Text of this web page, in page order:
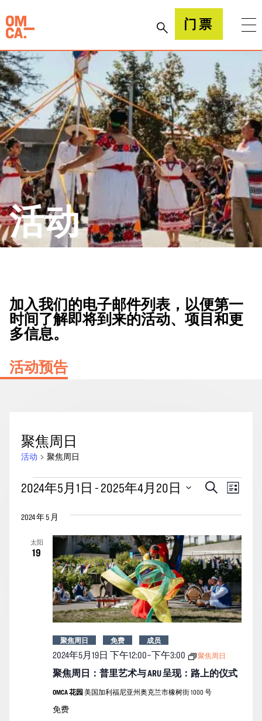
到
内
容
加州奥克兰博物馆(OMCA) 门票
活动
加入我们的电子邮件列表，以便第一
时间了解即将到来的活动、项目和更
多信息。
活动预告
聚焦周日
活动 聚焦周日
活
活
搜
索
和
视
图
导
航
搜
事
视
图
导
航
列
2024年5月1日 - 2025年4月20日
择
期。
2024 年 5 月
太阳
19
聚焦周日：普里艺术与 ARU 呈现：路上的仪式
2024年5月19日 下午12:00–下午3:00 聚焦周日
聚焦周日 免费 成员
OMCA 花园美国加利福尼亚州奥克兰市橡树街 1000 号
免费